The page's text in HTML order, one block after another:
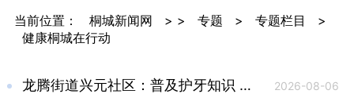
当前位置： 桐城新闻网 > > 专题 > 专题栏目
>
健康桐城在行动
龙腾街道兴元社区：普及护牙知识 守护口腔健康 2026-08-06